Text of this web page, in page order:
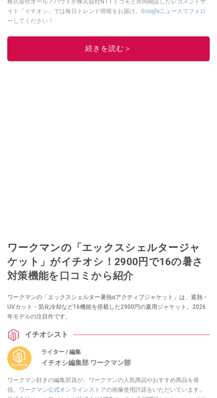
株式会社オールアバウトが株式会社NTTドコモと共同開設したレコメンドサ
イト「イチオシ」では毎日トレンド情報をお届け。 Googleニュースでフォロ
ー してください！
このイチオシストの他の記事を読む
続きを読む＞
ワークマンの「エックスシェルタージャ
ケット」がイチオシ！2900円で16の暑さ
対策機能を口コミから紹介
ワークマンの「エックスシェルター暑熱αアクティブジャケット」は、遮熱・
UVカット・気化冷却など16機能を搭載した2900円の夏用ジャケット。2026
年モデルの注目作です。
イチオシスト
ライター / 編集
イチオシ編集部 ワークマン部
ワークマン好きの編集部員が、ワークマンの人気商品やおすすめ商品を発
信。 ワークマン公式オンラインストアの画像使用許諾をいただいています。